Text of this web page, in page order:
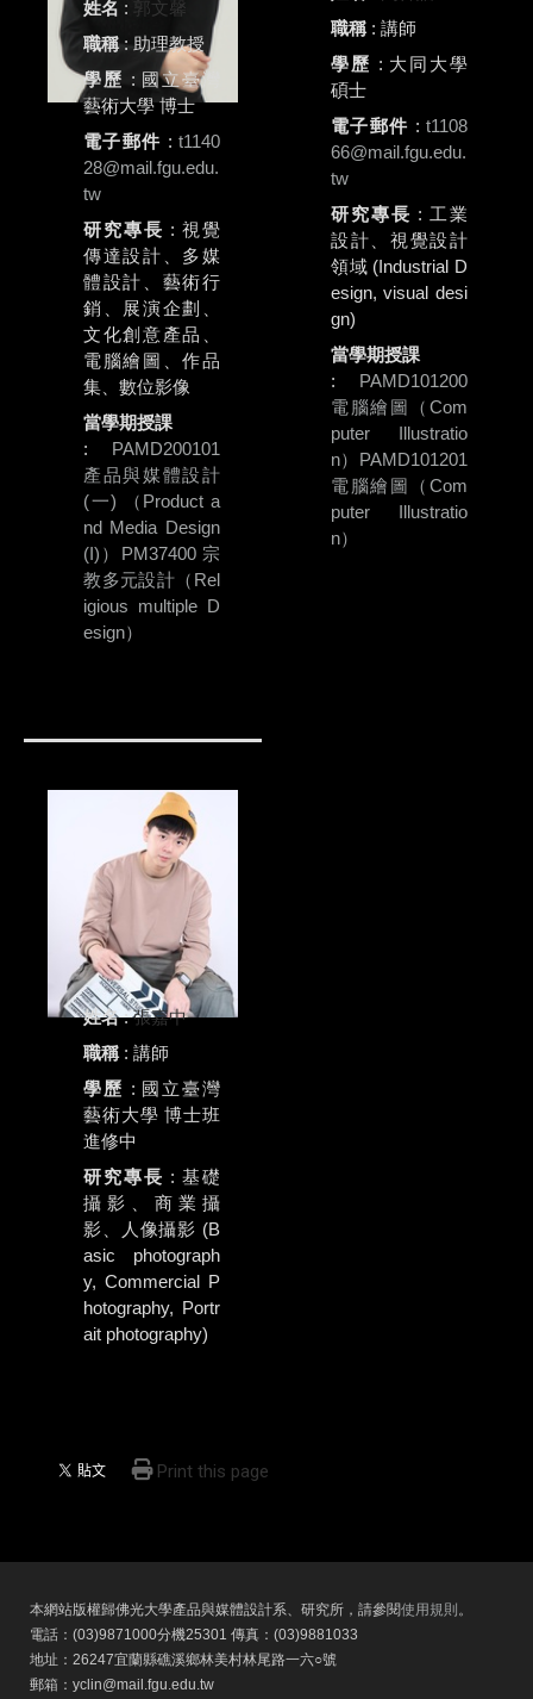
姓名 :
郭文馨
職稱 : 助理教授
學歷 : 國立臺灣
藝術大學 博士
電子郵件 : t1140
28@mail.fgu.edu.
tw
研究專長 : 視覺
傳達設計、多媒
體設計、藝術行
銷、展演企劃、
文化創意產品、
電腦繪圖、作品
集、數位影像
當學期授課
: PAMD200101
產品與媒體設計
(一) （Product a
nd Media Design
(I)） PM37400 宗
教多元設計（Rel
igious multiple D
esign）
職稱 : 講師
學歷 : 大同大學
碩士
電子郵件 : t1108
66@mail.fgu.edu.
tw
研究專長 : 工業
設計、視覺設計
領域 (Industrial D
esign, visual desi
gn)
當學期授課
: PAMD101200
電腦繪圖（Com
puter Illustratio
n） PAMD101201
電腦繪圖（Com
puter Illustratio
n）
姓名 :張嘉中
職稱 : 講師
學歷 : 國立臺灣
藝術大學 博士班
進修中
研究專長 : 基礎
攝影、商業攝
影、人像攝影 (B
asic photograph
y, Commercial P
hotography, Portr
ait photography)
Print this page
本網站版權歸佛光大學產品與媒體設計系、研究所，請參閱使用規則 。
電話：(03)9871000分機25301 傳真：(03)9881033
地址：26247宜蘭縣礁溪鄉林美村林尾路一六○號
郵箱：yclin@mail.fgu.edu.tw